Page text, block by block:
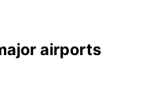
airports